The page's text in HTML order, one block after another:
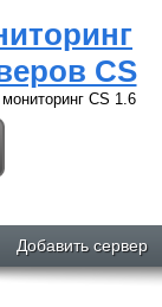
CS
CS 1.6
Добавить сервер